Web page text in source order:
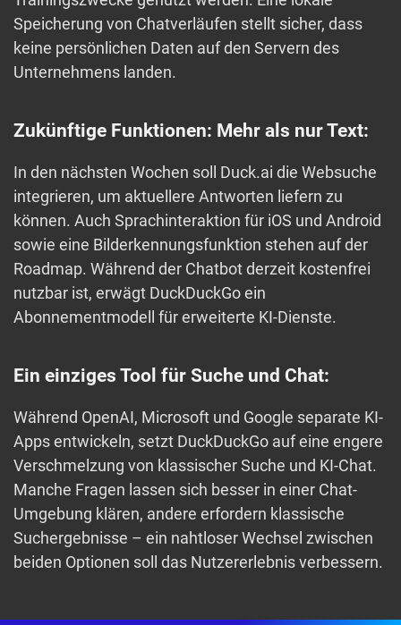
Speicherung von Chatverläufen stellt sicher, dass
keine persönlichen Daten auf den Servern des
Unternehmens landen.
Zukünftige Funktionen: Mehr als nur Text:
In den nächsten Wochen soll Duck.ai die Websuche
integrieren, um aktuellere Antworten liefern zu
können. Auch Sprachinteraktion für iOS und Android
sowie eine Bilderkennungsfunktion stehen auf der
Roadmap. Während der Chatbot derzeit kostenfrei
nutzbar ist, erwägt DuckDuckGo ein
Abonnementmodell für erweiterte KI-Dienste.
Ein einziges Tool für Suche und Chat:
Während OpenAI, Microsoft und Google separate KI-
Apps entwickeln, setzt DuckDuckGo auf eine engere
Verschmelzung von klassischer Suche und KI-Chat.
Manche Fragen lassen sich besser in einer Chat-
Umgebung klären, andere erfordern klassische
Suchergebnisse – ein nahtloser Wechsel zwischen
beiden Optionen soll das Nutzererlebnis verbessern.